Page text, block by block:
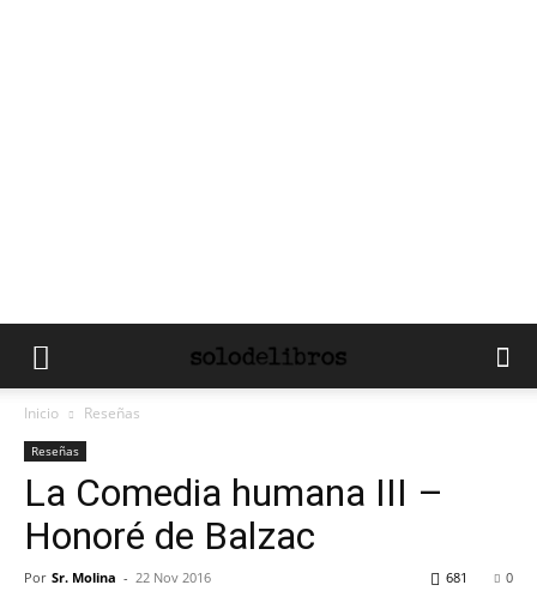
Inicio Reseñas
Reseñas
La Comedia humana III –
Honoré de Balzac
Por Sr. Molina - 22 Nov 2016 0
681